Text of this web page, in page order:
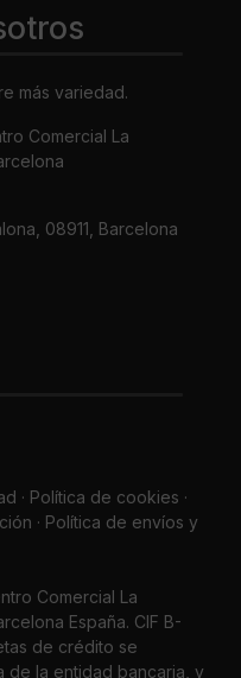
más variedad.
Comercial La
08911, Barcelona
· Política de cookies ·
· Política de envíos y
Comercial La
España. CIF B-
de crédito se
de la entidad bancaria, y